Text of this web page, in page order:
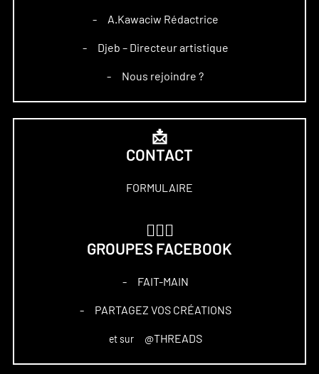
– A.Kawaciw Rédactrice
– Djeb – Directeur artistique
– Nous rejoindre ?
📩
CONTACT
FORMULAIRE
GROUPES FACEBOOK
– FAIT-MAIN
– PARTAGEZ VOS CRÉATIONS
et sur @THREADS